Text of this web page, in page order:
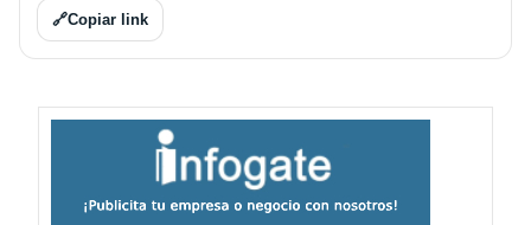
🔗Copiar link